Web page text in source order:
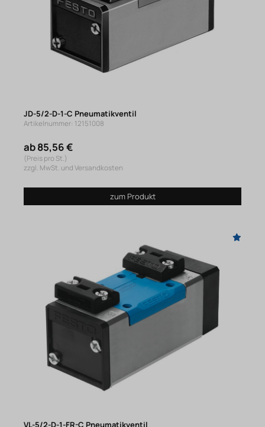
JD-5/2-D-1-C Pneumatikventil
Artikelnummer: 12151008
ab 85,56 €
(Preis pro St.)
zzgl. MwSt. und Versandkosten
zum Produkt
VL-5/2-D-1-FR-C Pneumatikventil